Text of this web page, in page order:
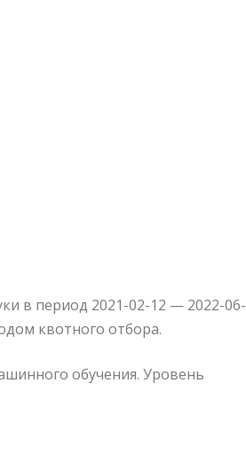
в период 2021-02-12 — 2022-06-
квотного отбора.
обучения. Уровень